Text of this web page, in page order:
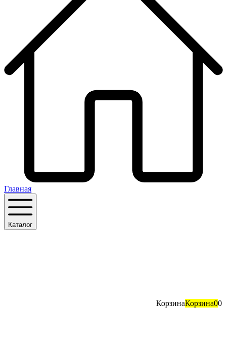
Главная
Каталог
КорзинаКорзина00